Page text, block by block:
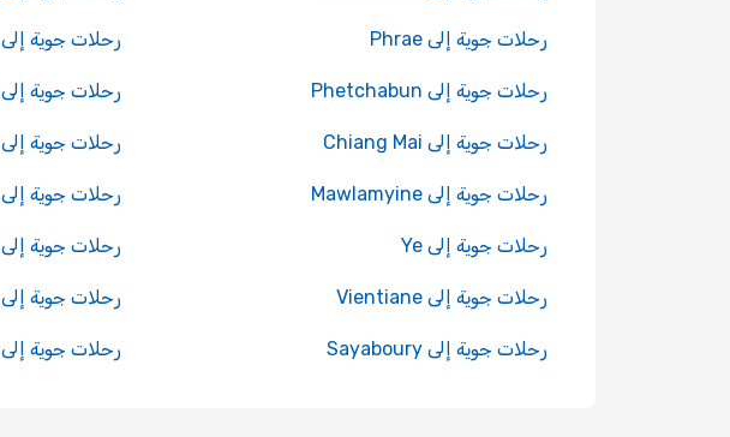
رحلات جوية إلى Phrae رحلات جوية إلى Mae Sot
رحلات جوية إلى Phetchabun رحلات جوية إلى Takhli
رحلات جوية إلى Chiang Mai رحلات جوية إلى Nan
رحلات جوية إلى Mawlamyine رحلات جوية إلى Lop Buri
رحلات جوية إلى Ye رحلات جوية إلى Pai
رحلات جوية إلى Vientiane رحلات جوية إلى Ban Mak Khaen
رحلات جوية إلى Sayaboury رحلات جوية إلى Mae Hong Son